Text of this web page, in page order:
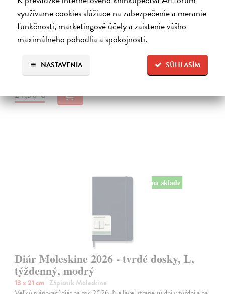
využívame cookies slúžiace na zabezpečenie a meranie
funkčnosti, marketingové účely a zaistenie vášho
maximálneho pohodlia a spokojnosti.
SÚHLASÍM
NASTAVENIA
Diár Moleskine 2026 - mäkké dosky, S,
denný, čierny
9 x 14 cm| Zápisník Moleskine
poznámky a schôdzky.
Na sklade
24,50 €
na sklade
Diár Moleskine 2026 - tvrdé dosky, L,
týždenný, modrý
13 x 21 cm | Zápisník Moleskine